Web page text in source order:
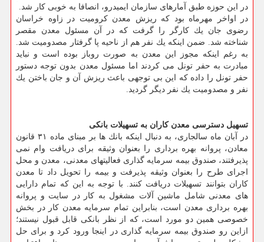
در این حوزه طبق آمارهای سازمان ایمیدرو، انصافا به خوبی كار شد.
در اواخر مهرماه بود كه ریزش معدن كرومیت در زاوه خراسان
رضوی جان یك كارگر را گرفت كه در آن مسئول معدن مقصر
شناخته شد. ضمن اینكه یك نفر هم از ناحیه پا گرفتار مصدومیت شد.
به رغم اینكه مجوز این معدن به صورت روباز بوده است و نباید
مبادرت به حفر تونل می كردند اما مسئول معدن بدون توجه دستور
حفر تونل را داده كه این بی توجهی باعث ریزش آن و جان باختن یك
نفر و مصدومیت یك نفر دیگر گردید.
تسهیل دسترسی معدن كاران به تسهیلات بانكی
در آبان ماه سالجاری، به دنبال اینكه بانك ها بر مبنای ماده ۳۱ قانون
معادن، پروانه بهره برداری را بعنوان وثیقه برای دریافت وام نمی
پذیرفتند، صندوق بیمه سرمایه گذاری فعالیتهای معدنی، معدن و محل
اجرای طرح را بعنوان وثیقه پذیرفت و بیمه را تحویل داد تا معدن
كاران بتوانند تسهیلات دریافت كنند. با توجه به این كه تمام دارایی
های معدنی شامل ماشین آلات مشغول به كار در سایت و پروانه
بهره برداری معدن است، بنابراین تمام سرمایه معدن كار در بخش
خصوصی همین دو مورد است، كه از نظر بانكی قابل قبول نیستند؛
ازاین رو صندوق بیمه سرمایه گذاری در اینجا ورود كرد و برای حل